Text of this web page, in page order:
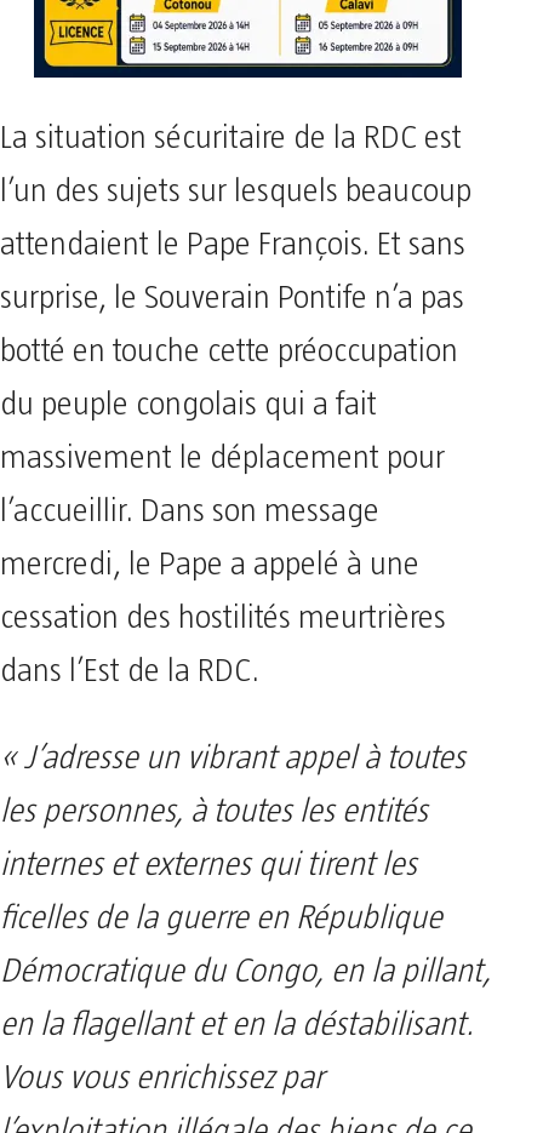
La situation sécuritaire de la RDC est
l’un des sujets sur lesquels beaucoup
attendaient le Pape François. Et sans
surprise, le Souverain Pontife n’a pas
botté en touche cette préoccupation
du peuple congolais qui a fait
massivement le déplacement pour
l’accueillir. Dans son message
mercredi, le Pape a appelé à une
cessation des hostilités meurtrières
dans l’Est de la RDC.
« J’adresse un vibrant appel à toutes
les personnes, à toutes les entités
internes et externes qui tirent les
ficelles de la guerre en République
Démocratique du Congo, en la pillant,
en la flagellant et en la déstabilisant.
Vous vous enrichissez par